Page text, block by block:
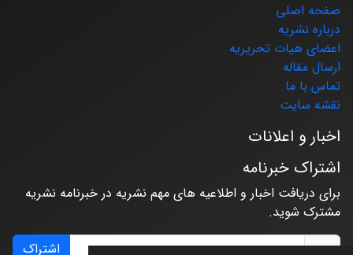
صفحه اصلی
درباره نشریه
اعضای هیات تحریریه
ارسال مقاله
تماس با ما
نقشه سایت
اخبار و اعلانات
اشتراک خبرنامه
برای دریافت اخبار و اطلاعیه های مهم نشریه در خبرنامه نشریه
مشترک شوید.
اشتراک